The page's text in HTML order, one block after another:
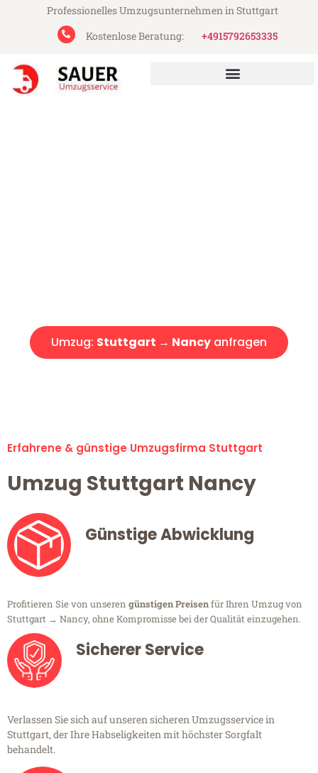
Professionelles Umzugsunternehmen in Stuttgart
Kostenlose Beratung:
+4915792653335
Umzug: Stuttgart → Nancy anfragen
Erfahrene & günstige Umzugsfirma Stuttgart
Umzug Stuttgart Nancy
Günstige Abwicklung
Profitieren Sie von unseren günstigen Preisenfür Ihren Umzug von
Stuttgart → Nancy, ohne Kompromisse bei der Qualität einzugehen.
Sicherer Service
Verlassen Sie sich auf unseren sicheren Umzugsservice in
Stuttgart, der Ihre Habseligkeiten mit höchster Sorgfalt
behandelt.